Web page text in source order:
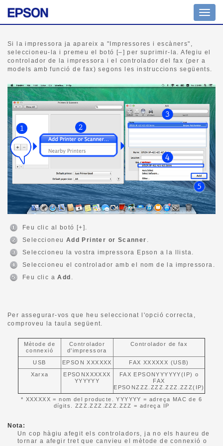
la
Si la impressora ja apareix a "Impressores i escàners",
seleccioneu-la i premeu el botó [–] per suprimir-la. Afegiu el
controlador de la impressora i el controlador del fax (per a
models amb funció de fax) segons les instruccions següents.
Feu clic al botó [+].
Seleccioneu Add Printer or Scanner
Seleccioneu la vostra impressora Epson a la llista.
Seleccioneu el controlador amb el nom de la impressora.
Feu clic aAdd
Per assegurar-vos que heu seleccionat l'opció correcta,
comproveu la taula següent.
Mètode de
connexió
Controlador
d'impressora
Controlador de fax
USB EPSON XXXXXX
FAX XXXXXX (USB)
Xarxa
EPSONXXXXXX
YYYYYY
FAX EPSONYYYYYY(IP) o
FAX
EPSONZZZ.ZZZ.ZZZ.ZZZ(IP)
* XXXXXX = nom del producte. YYYYYY = adreça MAC de 6
dígits. ZZZ.ZZZ.ZZZ.ZZZ = adreça IP
Nota:
Un cop hàgiu afegit els controladors, ja no els haureu de
tornar a afegir tret que canvieu el mètode de connexió o